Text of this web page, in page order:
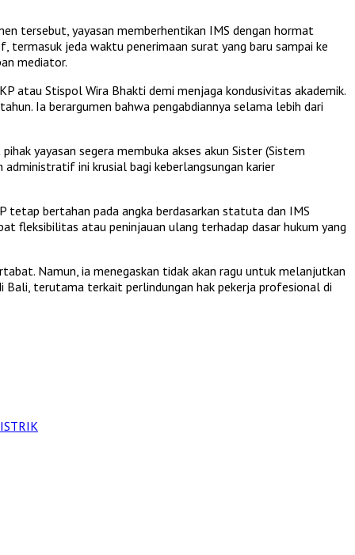
tersebut, yayasan memberhentikan IMS dengan hormat
jeda waktu penerimaan surat yang baru sampai ke
mediator.
atau Stispol Wira Bhakti demi menjaga kondusivitas akademik.
Ia berargumen bahwa pengabdiannya selama lebih dari
yayasan segera membuka akses akun Sister (Sistem
administratif ini krusial bagi keberlangsungan karier
tetap bertahan pada angka berdasarkan statuta dan IMS
fleksibilitas atau peninjauan ulang terhadap dasar hukum yang
Namun, ia menegaskan tidak akan ragu untuk melanjutkan
Bali, terutama terkait perlindungan hak pekerja profesional di